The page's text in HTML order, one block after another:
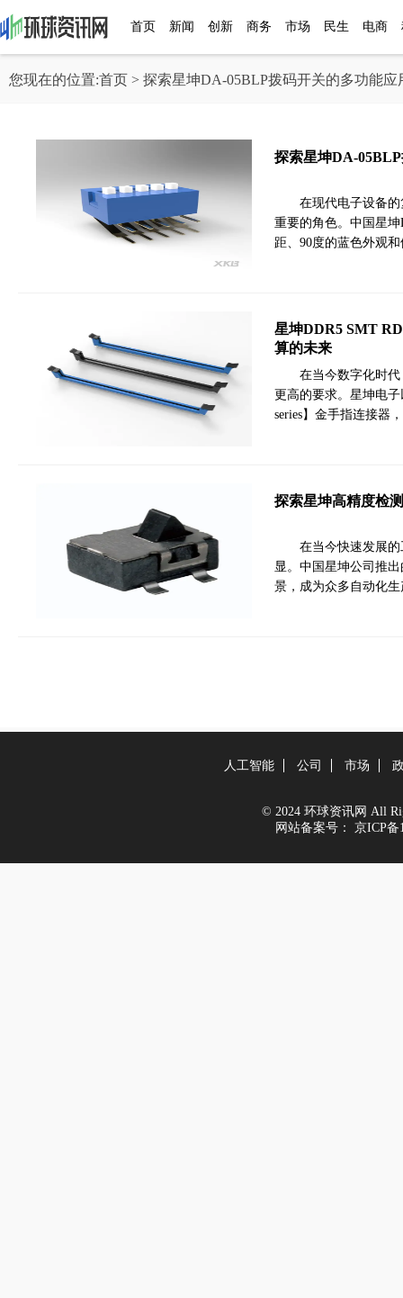
首页 新闻 创新 商务 市场 民生 电商
您现在的位置:首页 > 探索星坤DA-05BLP拨码开关的多功能应
探索星坤DA-
在现代电子设备
重要的角色。中国星
距、90度的蓝色外观
星坤DDR5 SMT
算的未来
在当今数字化时
更高的要求。星坤电
series】金手指连接器
探索星坤高精度检
在当今快速发展
显。中国星坤公司推
景，成为众多自动化
人工智能 公司 市场
© 2024 环球资讯网 All
网站备案号：
京ICP备